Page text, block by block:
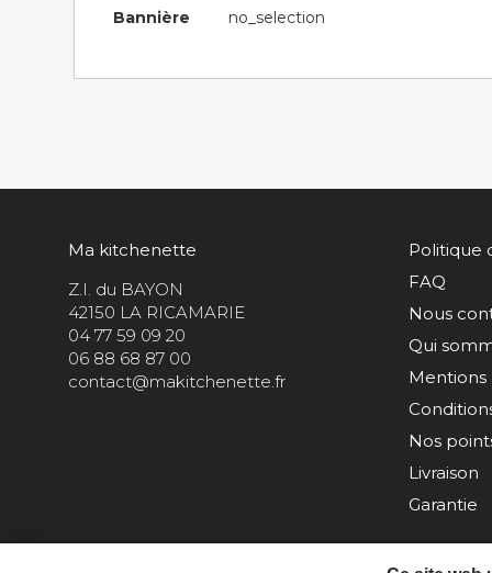
Plus
Bannière no_selection
Ma kitchenette
Z.I. du BAYON
42150 LA RICAMARIE
04 77 59 09 20
06 88 68 87 00
contact@makitchenette.fr
Politique
FAQ
Nous
Qui
Mentions
Nos
Livraison
Garantie